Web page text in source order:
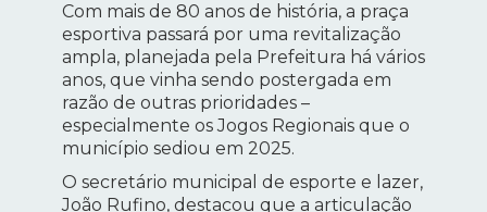
Com mais de 80 anos de história, a praça
esportiva passará por uma revitalização
ampla, planejada pela Prefeitura há vários
anos, que vinha sendo postergada em
razão de outras prioridades –
especialmente os Jogos Regionais que o
município sediou em 2025.
O secretário municipal de esporte e lazer,
João Rufino, destacou que a articulação